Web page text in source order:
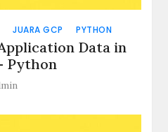
JUARA GCP PYTHON
Data in
Python